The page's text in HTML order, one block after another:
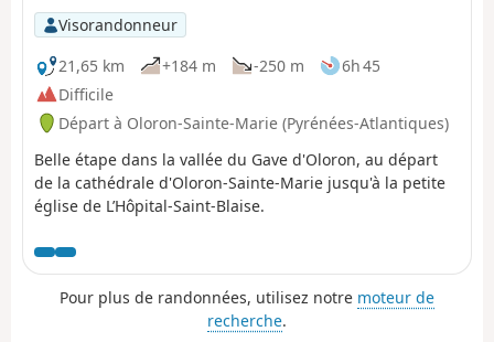
Visorandonneur
21,65 km
+184 m -250 m
6h 45
Difficile
Départ à Oloron-Sainte-Marie (Pyrénées-Atlantiques)
Belle étape dans la vallée du Gave d'Oloron, au départ
de la cathédrale d'Oloron-Sainte-Marie jusqu'à la petite
église de L’Hôpital-Saint-Blaise.
Pour plus de randonnées, utilisez notre moteur de
recherche.